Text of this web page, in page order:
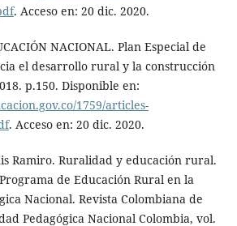
. Acceso en: 20 dic. 2020.
NACIONAL. Plan Especial de
el desarrollo rural y la construcción
p.150. Disponible en:
1759/articles-
. Acceso en: 20 dic. 2020.
Ramiro. Ruralidad y educación rural.
de Educación Rural en la
Nacional. Revista Colombiana de
Pedagógica Nacional Colombia, vol.